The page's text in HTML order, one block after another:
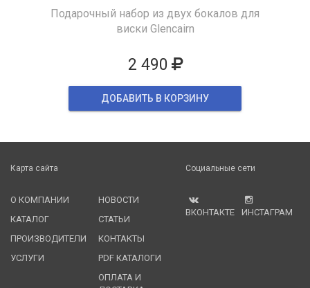
Подарочный набор из двух бокалов для
виски Glencairn
2 490
ДОБАВИТЬ В КОРЗИНУ
Карта сайта
О КОМПАНИИ
КАТАЛОГ
ПРОИЗВОДИТЕЛИ
УСЛУГИ
НОВОСТИ
СТАТЬИ
КОНТАКТЫ
PDF КАТАЛОГИ
ОПЛАТА И
Социальные сети
ВКОНТАКТЕ ИНСТАГРАМ